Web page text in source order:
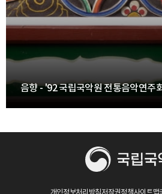
음향 - '92 국립국악원 전통음악연
개인정보처리방침저작권정책사이트맵